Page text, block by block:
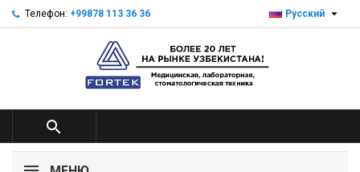
Телефон: +99878 113 36 36 Русский 
